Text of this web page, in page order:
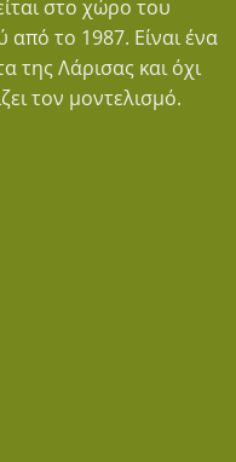
στο χώρο του
από το 1987. Είναι ένα
της Λάρισας και όχι
τον μοντελισμό.